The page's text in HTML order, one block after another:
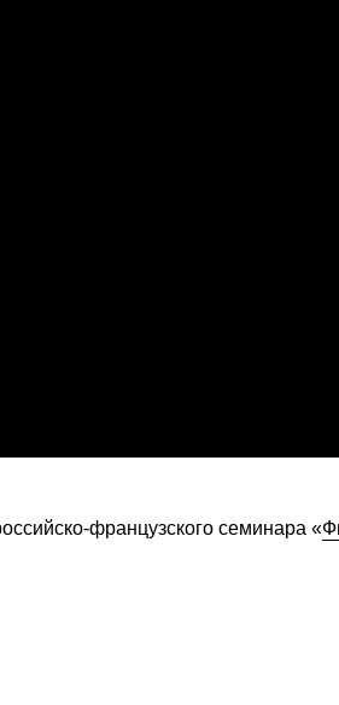
французского семинара «